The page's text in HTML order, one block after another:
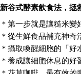
新谷式酵素飲食法，拯
＊第一步就是讓糙米變
＊從生鮮食品補充神奇
＊攝取喚醒細胞的「好
＊養成讓細胞休息的好